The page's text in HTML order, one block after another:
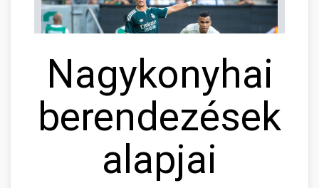
Nagykonyhai
berendezések
alapjai